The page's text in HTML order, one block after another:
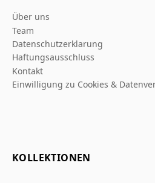
Über uns
Team
Datenschutzerklarung
Haftungsausschluss
Kontakt
Einwilligung zu Cookies &
KOLLEKTIONEN